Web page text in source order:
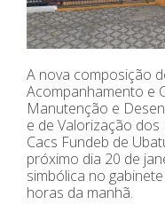
A nova composição
Acompanhamento e
Manutenção e
e de Valorização
Cacs Fundeb de
próximo dia 20 de
simbólica no
horas da manhã.